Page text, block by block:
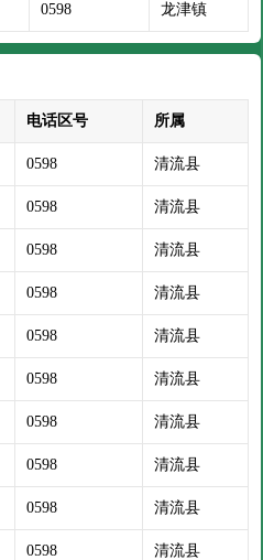
0598 龙津镇
电话区号 所属
0598 清流县
0598 清流县
0598 清流县
0598 清流县
0598 清流县
0598 清流县
0598 清流县
0598 清流县
0598 清流县
0598 清流县